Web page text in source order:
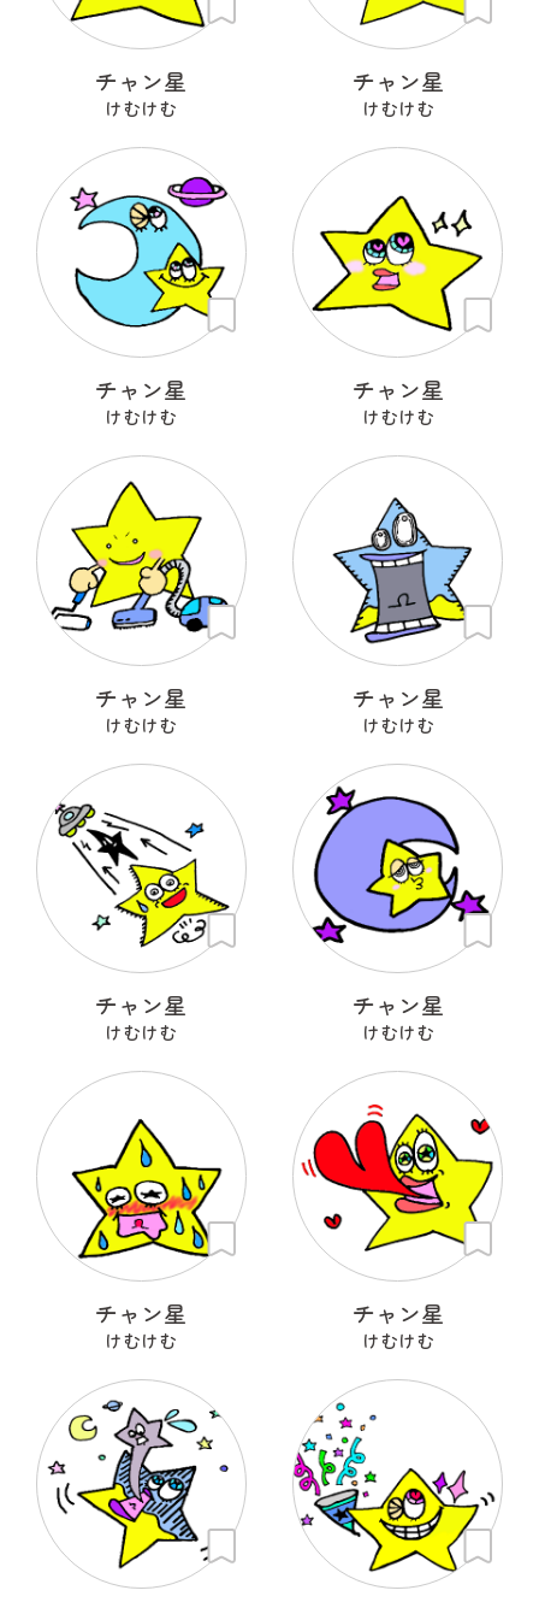
チャン星
けむけむ
チャン星
けむけむ
チャン星
けむけむ
チャン星
けむけむ
チャン星
けむけむ
チャン星
けむけむ
チャン星
けむけむ
チャン星
けむけむ
チャン星
けむけむ
チャン星
けむけむ